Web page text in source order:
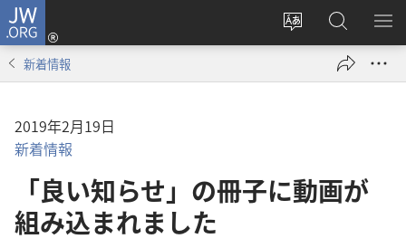
JW.ORG
サ
ト
変
ロ
グ
ン
ブ
JW.ORG
の
検
メ
を
新着情報
2019年2月19日
新着情報
「良い知らせ」の冊子に動画が
組み込まれました